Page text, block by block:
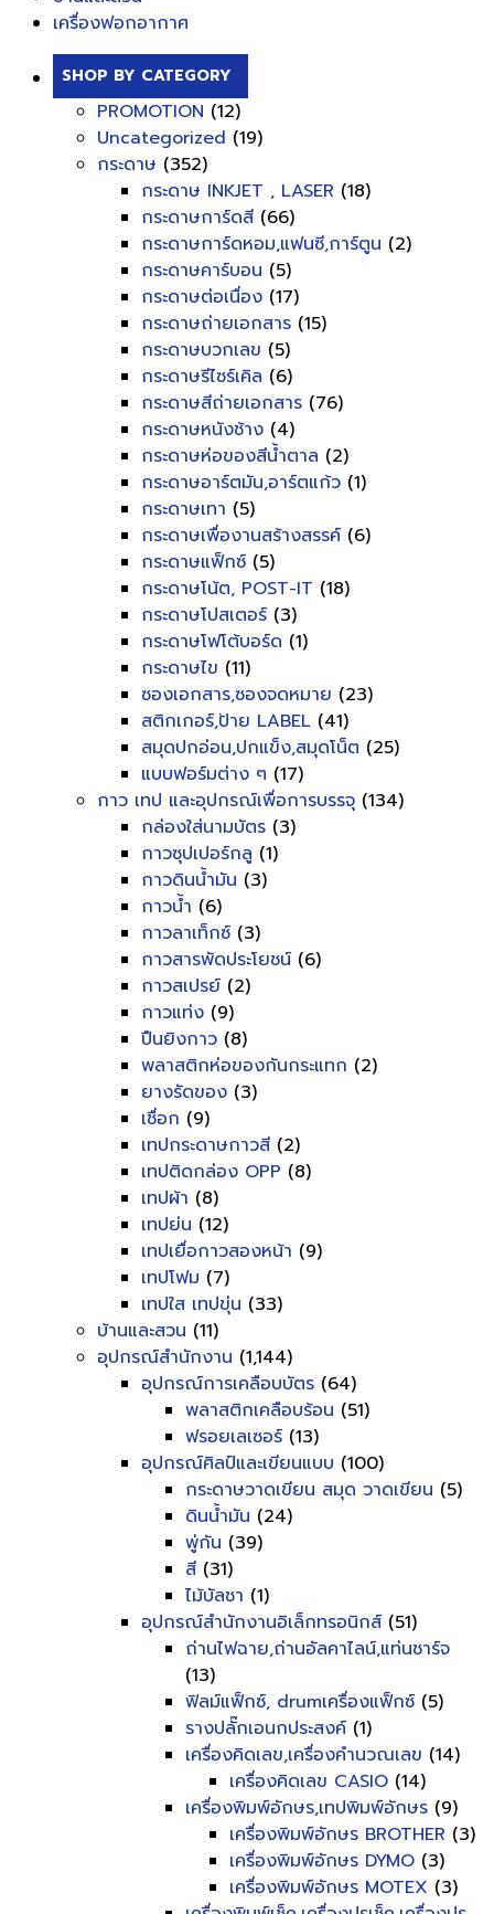
เครื่องฟอกอากาศ
SHOP BY CATEGORY
PROMOTION (12)
Uncategorized (19)
กระดาษ (352)
กระดาษ INKJET , LASER (18)
กระดาษการ์ดสี (66)
กระดาษการ์ดหอม,แฟนซี,การ์ตูน (2)
กระดาษคาร์บอน (5)
กระดาษต่อเนื่อง (17)
กระดาษถ่ายเอกสาร (15)
กระดาษบวกเลข (5)
กระดาษรีไซร์เคิล (6)
กระดาษสีถ่ายเอกสาร (76)
กระดาษหนังช้าง (4)
กระดาษห่อของสีน้ำตาล (2)
กระดาษอาร์ตมัน,อาร์ตแก้ว (1)
กระดาษเทา (5)
กระดาษเพื่องานสร้างสรรค์ (6)
กระดาษแฟ็กซ์ (5)
กระดาษโน้ต, POST-IT (18)
กระดาษโปสเตอร์ (3)
กระดาษโฟโต้บอร์ด (1)
กระดาษไข (11)
ซองเอกสาร,ซองจดหมาย (23)
สติกเกอร์,ป้าย LABEL (41)
สมุดปกอ่อน,ปกแข็ง,สมุดโน็ต (25)
แบบฟอร์มต่าง ๆ (17)
กาว เทป และอุปกรณ์เพื่อการบรรจุ (134)
กล่องใส่นามบัตร (3)
กาวซุปเปอร์กลู (1)
กาวดินน้ำมัน (3)
กาวน้ำ (6)
กาวลาเท็กซ์ (3)
กาวสารพัดประโยชน์ (6)
กาวสเปรย์ (2)
กาวแท่ง (9)
ปืนยิงกาว (8)
พลาสติกห่อของกันกระแทก (2)
ยางรัดของ (3)
เชื่อก (9)
เทปกระดาษกาวสี (2)
เทปติดกล่อง OPP (8)
เทปผ้า (8)
เทปย่น (12)
เทปเยื่อกาวสองหน้า (9)
เทปโฟม (7)
เทปใส เทปขุ่น (33)
บ้านและสวน (11)
อุปกรณ์สำนักงาน (1,144)
อุปกรณ์การเคลือบบัตร (64)
พลาสติกเคลือบร้อน (51)
ฟรอยเลเซอร์ (13)
อุปกรณ์ศิลป์และเขียนแบบ (100)
กระดาษวาดเขียน สมุด วาดเขียน (5)
ดินน้ำมัน (24)
พู่กัน (39)
สี (31)
ไม้บัลชา (1)
อุปกรณ์สำนักงานอิเล็กทรอนิกส์ (51)
ถ่านไฟฉาย,ถ่านอัลคาไลน์,แท่นชาร์จ
(13)
ฟิลม์แฟ็กซ์, drumเครื่องแฟ็กซ์ (5)
รางปลั๊กเอนกประสงค์ (1)
เครื่องคิดเลข,เครื่องคำนวณเลข (14)
เครื่องคิดเลข CASIO (14)
เครื่องพิมพ์อักษร,เทปพิมพ์อักษร (9)
เครื่องพิมพ์อักษร BROTHER (3)
เครื่องพิมพ์อักษร DYMO (3)
เครื่องพิมพ์อักษร MOTEX (3)